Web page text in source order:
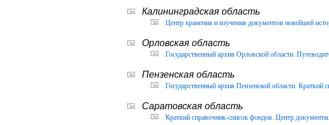
Калининградская область
Центр хранения и изучения документов новейшей
Орловская область
Государственный архив Орловской области.
Пензенская область
Государственный архив Пензенской области. Краткий
Саратовская область
Краткий справочник-список фондов. Центр